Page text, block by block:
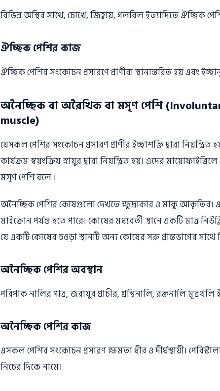
বিভিন্ন অস্থির সাথে, চোখে, জিহ্বায়, গলবিল ইত্যাদিতে ঐচ্ছিক
ঐচ্ছিক পেশির কাজ
ঐচ্ছিক পেশির সংকোচন প্রসারণে প্রাণীরা স্থানান্তরিত হয় এবং
অনৈচ্ছিক বা অরৈখিক বা মসৃণ পেশি
muscle)
যেসকল পেশির সংকোচন প্রসারণ প্রাণীর ইচ্ছাশক্তি দ্বারা
কার্যক্রম স্বয়ংক্রিয় স্নায়ুর দ্বারা নিয়ন্ত্রিত হয়। এদের
মসৃণ পেশি বলে ।
অনৈচ্ছিক পেশির কোষগুলাে দেখতে ক্ষুদ্রাকার ও মাকু আকৃতির।
মাইক্রোন পর্যন্ত হতে পারে। কোষের মধ্যবর্তী স্থানে একটি মাত্র
যে একটি কোষের চওড়া স্থানটি অন্য কোষের সরু প্রান্তভাগের সাথে
অনৈচ্ছিক পেশির অবস্থান
পরিপাক নালির গাত্র, জরায়ুর প্রাচীর, গ্রন্থিনালি, রক্তনালি
অনৈচ্ছিক পেশির কাজ
এসকল পেশির সংকোচন প্রসারণ ক্ষমতা ধীর ও দীর্ঘস্থায়ী।
নিচের দিকে নামে।